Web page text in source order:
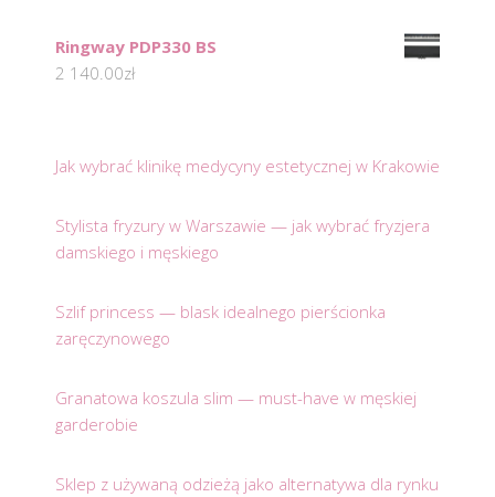
Ringway PDP330 BS
2 140.00zł
Jak wybrać klinikę medycyny estetycznej w Krakowie
Stylista fryzury w Warszawie — jak wybrać fryzjera
damskiego i męskiego
Szlif princess — blask idealnego pierścionka
zaręczynowego
Granatowa koszula slim — must-have w męskiej
garderobie
Sklep z używaną odzieżą jako alternatywa dla rynku